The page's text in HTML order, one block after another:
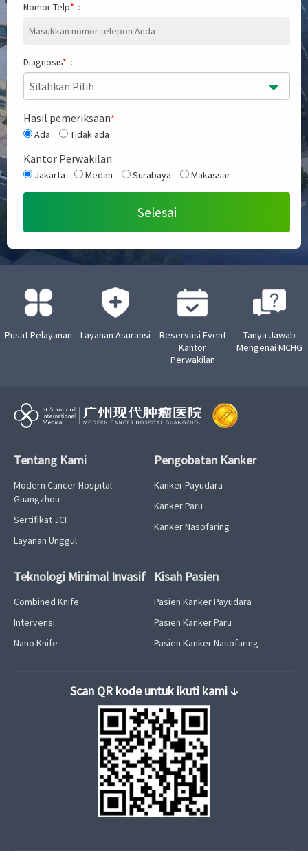
Nomor Telp* ：
Diagnosis* ：
Silahkan Pilih
Hasil pemeriksaan*
Ada
Tidak ada
Kantor Perwakilan
Jakarta Medan Surabaya Makassar
Pusat Pelayanan Layanan Asuransi
Reservasi Event
Kantor
Perwakilan
Tanya Jawab
Mengenai MCHG
Tentang Kami
Modern Cancer Hospital
Guangzhou
Sertifikat JCI
Layanan Unggul
Pengobatan Kanker
Kanker Payudara
Kanker Paru
Kanker Nasofaring
Teknologi Minimal Invasif
Combined Knife
Intervensi
Nano Knife
Kisah Pasien
Pasien Kanker Payudara
Pasien Kanker Paru
Pasien Kanker Nasofaring